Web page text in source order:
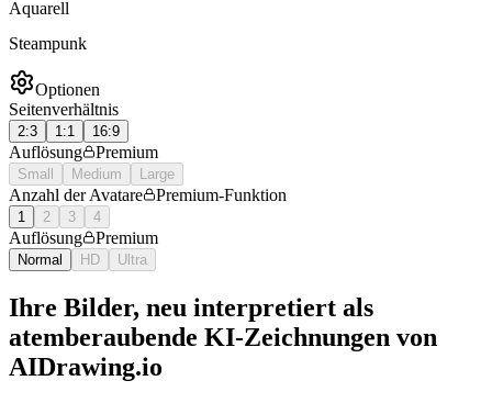
Aquarell
Steampunk
Optionen
Seitenverhältnis
2:3 1:1 16:9
Auflösung Premium
Small Medium Large
Anzahl der Avatare Premium-Funktion
1 2 3 4
Auflösung Premium
Normal HD Ultra
Ihre Bilder, neu interpretiert als
atemberaubende KI-Zeichnungen von
AIDrawing.io